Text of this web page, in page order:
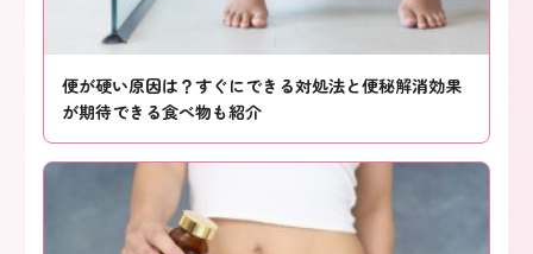
便が硬い原因は？すぐにできる対処法と便秘解消効果
が期待できる食べ物も紹介